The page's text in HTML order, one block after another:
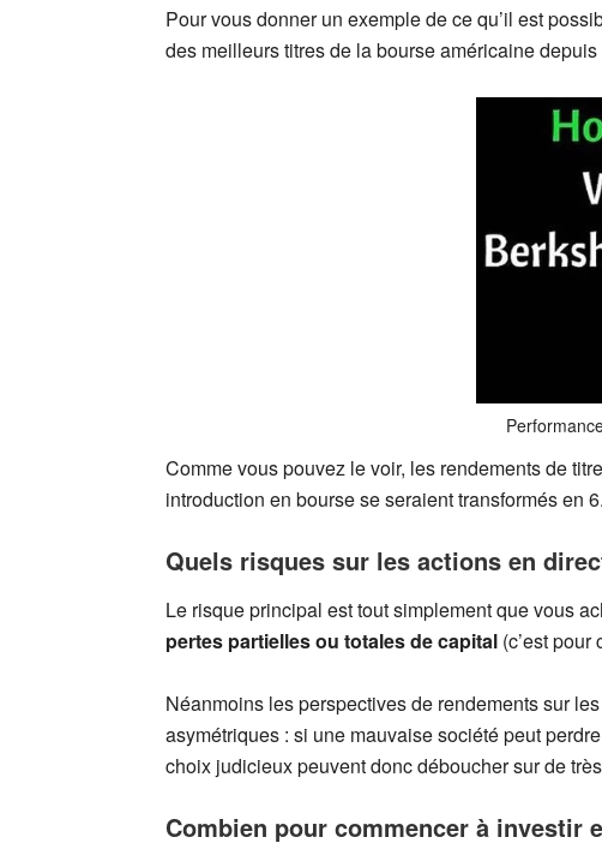
Pour vous donner un exemple de ce qu’il est
des meilleurs titres de la bourse américaine
Comme vous pouvez le voir, les rendements de
introduction en bourse se seraient transformés en
Quels risques sur les actions en
Le risque principal est tout simplement que vous
pertes partielles ou totales de capital (c’est pour
Néanmoins les perspectives de rendements sur
asymétriques : si une mauvaise société peut
choix judicieux peuvent donc déboucher sur de
Combien pour commencer à investir